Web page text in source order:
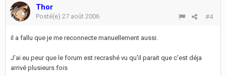
Thor
#4
Posté(e) 27 août 2006
il a fallu que je me reconnecte manuellement aussi.
J'ai eu peur que le forum est recrashé vu qu'il parait que c'est déja
arrivé plusieurs fois